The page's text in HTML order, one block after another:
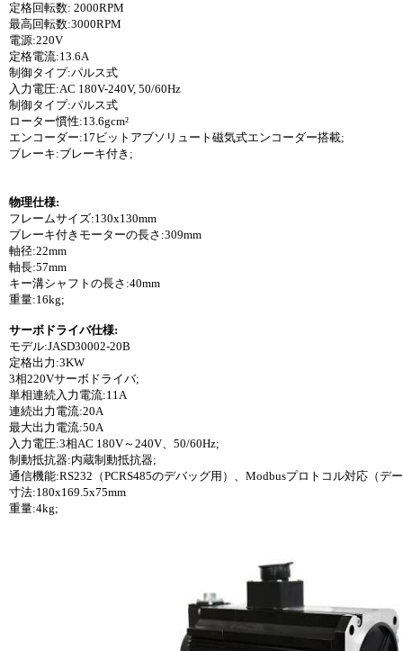
定格回転数: 2000RPM
最高回転数:3000RPM
電源:220V
定格電流:13.6A
制御タイプ:パルス式
入力電圧:AC 180V-240V, 50/60Hz
制御タイプ:パルス式
ローター慣性:13.6gcm²
エンコーダー:17ビットアブソリュート磁気式エンコーダー搭載;
ブレーキ:ブレーキ付き;
物理仕様:
フレームサイズ:130x130mm
ブレーキ付きモーターの長さ:309mm
軸径:22mm
軸長:57mm
キー溝シャフトの長さ:40mm
重量:16kg;
サーボドライバ仕様:
モデル:JASD30002-20B
定格出力:3KW
3相220Vサーボドライバ;
単相連続入力電流:11A
連続出力電流:20A
最大出力電流:50A
入力電圧:3相AC 180V～240V、50/60Hz;
制動抵抗器:内蔵制動抵抗器;
通信機能:RS232（PCRS485のデバッグ用）、Modbusプロトコル対応（デ
寸法:180x169.5x75mm
重量:4kg;